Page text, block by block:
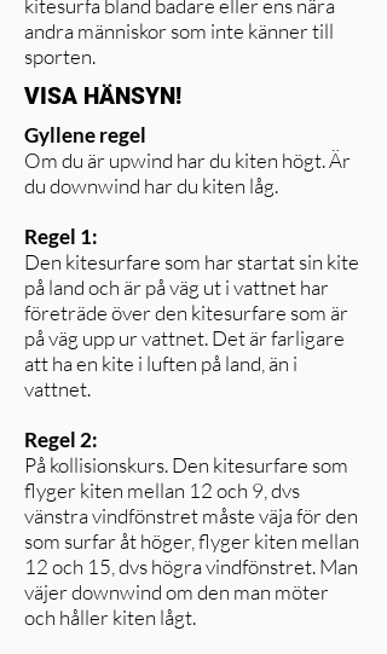
kitesurfa bland badare eller ens nära
andra människor som inte känner till
sporten.
VISA HÄNSYN!
Gyllene regel
Om du är upwind har du kiten högt. Är
du downwind har du kiten låg.
Regel 1:
Den kitesurfare som har startat sin kite
på land och är på väg ut i vattnet har
företräde över den kitesurfare som är
på väg upp ur vattnet. Det är farligare
att ha en kite i luften på land, än i
vattnet.
Regel 2:
På kollisionskurs. Den kitesurfare som
flyger kiten mellan 12 och 9, dvs
vänstra vindfönstret måste väja för den
som surfar åt höger, flyger kiten mellan
12 och 15, dvs högra vindfönstret. Man
väjer downwind om den man möter
och håller kiten lågt.